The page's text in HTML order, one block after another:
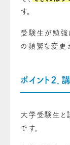
す。
受験生が勉強
の頻繁な変更
ポイント２．
大学受験生と
です。